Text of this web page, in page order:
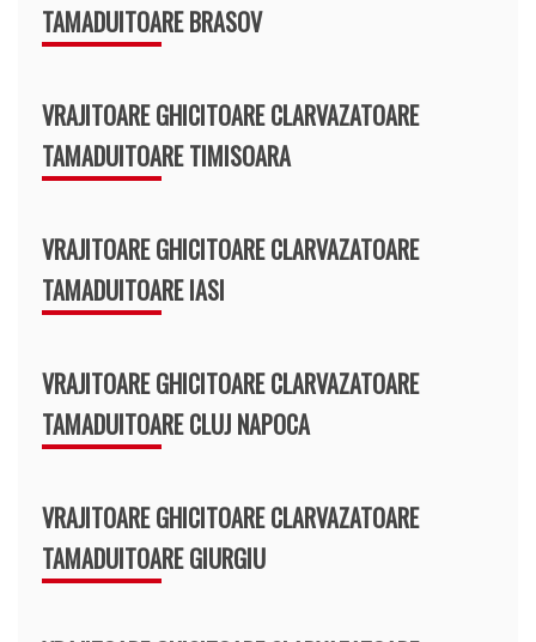
TAMADUITOARE BRASOV
VRAJITOARE GHICITOARE CLARVAZATOARE
TAMADUITOARE TIMISOARA
VRAJITOARE GHICITOARE CLARVAZATOARE
TAMADUITOARE IASI
VRAJITOARE GHICITOARE CLARVAZATOARE
TAMADUITOARE CLUJ NAPOCA
VRAJITOARE GHICITOARE CLARVAZATOARE
TAMADUITOARE GIURGIU